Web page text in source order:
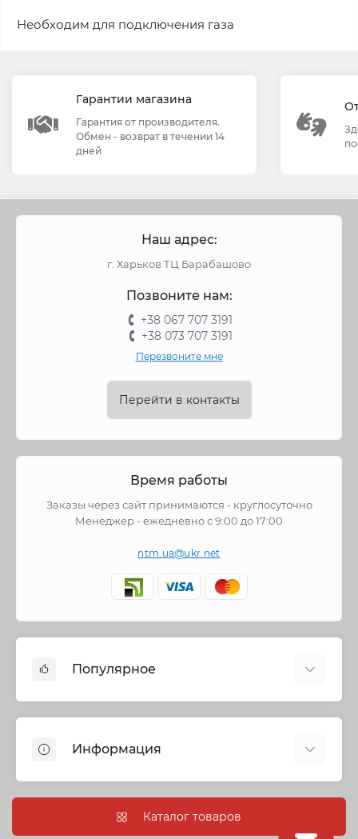
Необходим для подключения газа
Гарантии магазина
Гарантия от производителя.
Обмен - возврат в течении 14
дней
Наш адрес:
г. Харьков ТЦ Барабашово
Позвоните нам:
+38 067 707 3191
+38 073 707 3191
Перезвоните мне
Перейти в контакты
Время работы
Заказы через сайт принимаются - круглосуточно
Менеджер - ежедневно с 9:00 до 17:00
ntm.ua@ukr.net
Популярное
Запорная арматура
Трубы и фитинги
Насосное оборудование
Информация
Информация о доставкеКаталог товаров